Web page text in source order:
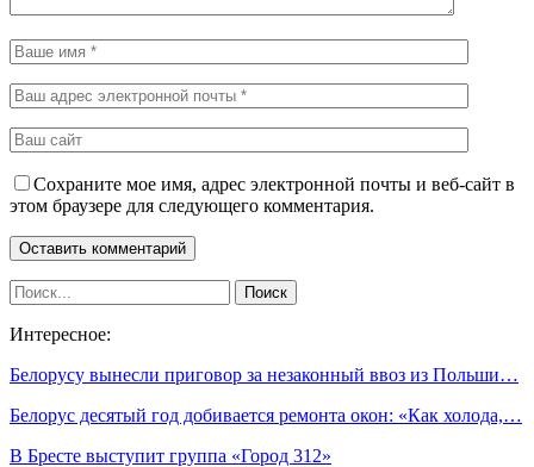
Сохраните мое имя, адрес электронной почты и веб-сайт в
этом браузере для следующего комментария.
Интересное:
Белорусу вынесли приговор за незаконный ввоз из Польши…
Белорус десятый год добивается ремонта окон: «Как холода,…
В Бресте выступит группа «Город 312»